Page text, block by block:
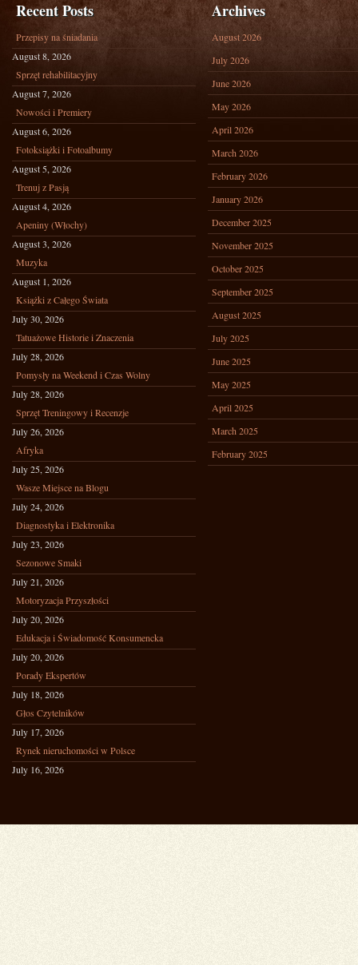
Recent Posts
Przepisy na śniadania
August 8, 2026
Sprzęt rehabilitacyjny
August 7, 2026
Nowości i Premiery
August 6, 2026
Fotoksiążki i Fotoalbumy
August 5, 2026
Trenuj z Pasją
August 4, 2026
Apeniny (Włochy)
August 3, 2026
Muzyka
August 1, 2026
Książki z Całego Świata
July 30, 2026
Tatuażowe Historie i Znaczenia
July 28, 2026
Pomysły na Weekend i Czas Wolny
July 28, 2026
Sprzęt Treningowy i Recenzje
July 26, 2026
Afryka
July 25, 2026
Wasze Miejsce na Blogu
July 24, 2026
Diagnostyka i Elektronika
July 23, 2026
Sezonowe Smaki
July 21, 2026
Motoryzacja Przyszłości
July 20, 2026
Edukacja i Świadomość Konsumencka
July 20, 2026
Porady Ekspertów
July 18, 2026
Głos Czytelników
July 17, 2026
Rynek nieruchomości w Polsce
July 16, 2026
Archives
August 2026
July 2026
June 2026
May 2026
April 2026
March 2026
February 2026
January 2026
December 2025
November 2025
October 2025
September 2025
August 2025
July 2025
June 2025
May 2025
April 2025
March 2025
February 2025